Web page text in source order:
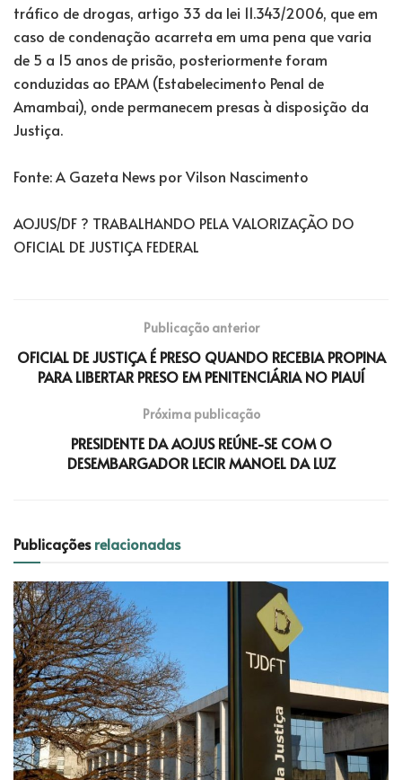
tráfico de drogas, artigo 33 da lei 11.343/2006, que em
caso de condenação acarreta em uma pena que varia
de 5 a 15 anos de prisão, posteriormente foram
conduzidas ao EPAM (Estabelecimento Penal de
Amambai), onde permanecem presas à disposição da
Justiça.
Fonte: A Gazeta News por Vilson Nascimento
AOJUS/DF ? TRABALHANDO PELA VALORIZAÇÃO DO
OFICIAL DE JUSTIÇA FEDERAL
Publicação anterior
OFICIAL DE JUSTIÇA É PRESO QUANDO RECEBIA PROPINA
PARA LIBERTAR PRESO EM PENITENCIÁRIA NO PIAUÍ
Próxima publicação
PRESIDENTE DA AOJUS REÚNE-SE COM O
DESEMBARGADOR LECIR MANOEL DA LUZ
Publicaçõesrelacionadas